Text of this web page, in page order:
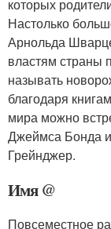
которых
Настолько
Арнольда
властям страны
называть
благодаря
мира можно
Джеймса Бонда
Грейнджер.
Имя @
Повсеместное